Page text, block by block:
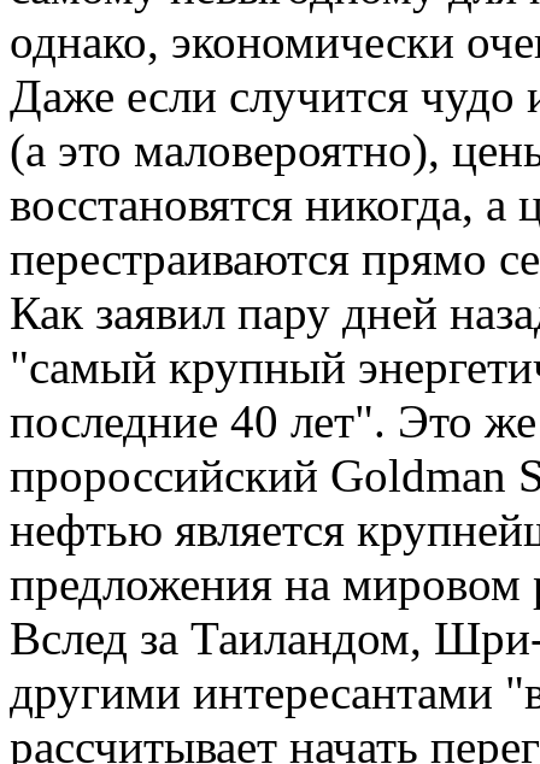
однако, экономически
Даже если случится чудо
(а это маловероятно),
восстановятся никогда, а
перестраиваются прямо
Как заявил пару дней
"самый крупный
последние 40 лет". Это
пророссийский Goldman
нефтью является
предложения на мировом
Вслед за Таиландом,
другими интересантами
рассчитывает начать